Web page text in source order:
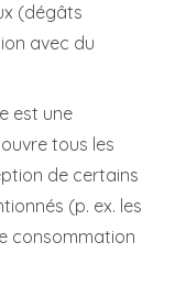
(dégâts
avec du
est une
tous les
de certains
(p. ex. les
consommation